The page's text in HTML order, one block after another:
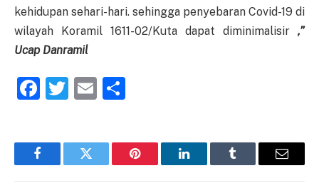
kehidupan sehari-hari. sehingga penyebaran Covid-19 di
wilayah Koramil 1611-02/Kuta dapat diminimalisir ,”
Ucap Danramil
Facebook
Twitter
Email
FacebookTwitter Pinterest LinkedInTumblr Email